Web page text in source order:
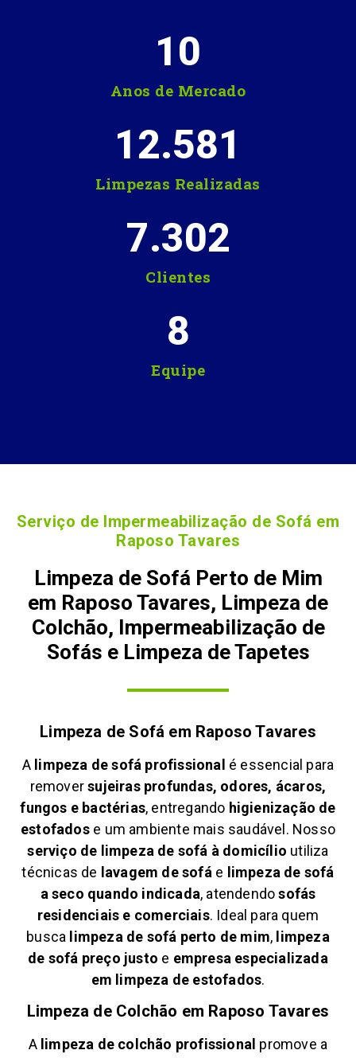
Anos de Mercado
10
Limpezas Realizadas
12.581
Clientes
7.302
Equipe
8
Serviço de Impermeabilização de Sofá em
Raposo Tavares
Limpeza de Sofá Perto de Mim
em Raposo Tavares, Limpeza de
Colchão, Impermeabilização de
Sofás e Limpeza de Tapetes
Limpeza de Sofá em Raposo Tavares
A limpeza de sofá profissional é essencial para
removersujeiras profundas, odores, ácaros,
fungos e bactérias, entregando higienização de
estofadose um ambiente mais saudável. Nosso
serviço de limpeza de sofá à domicílio utiliza
técnicas de lavagem de sofá e limpeza de sofá
a seco quando indicada, atendendosofás
residenciais e comerciais. Ideal para quem
busca limpeza de sofá perto de mim, limpeza
de sofá preço justo e empresa especializada
em limpeza de estofados.
Limpeza de Colchão em Raposo Tavares
A limpeza de colchão profissional promove a